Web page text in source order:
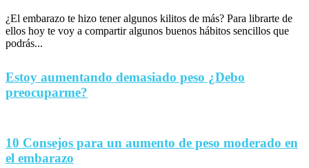
¿El embarazo te hizo tener algunos kilitos de más? Para librarte de
ellos hoy te voy a compartir algunos buenos hábitos sencillos que
podrás...
Estoy aumentando demasiado peso ¿Debo
preocuparme?
10 Consejos para un aumento de peso moderado en
el embarazo